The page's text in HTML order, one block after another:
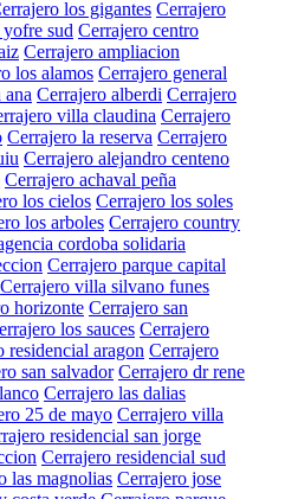
los gigantes Cerrajero
sud Cerrajero centro
Cerrajero ampliacion
los alamos Cerrajero general
ana Cerrajero alberdi Cerrajero
villa claudina Cerrajero
Cerrajero la reserva Cerrajero
Cerrajero alejandro centeno
Cerrajero achaval peña
los cielos Cerrajero los soles
los arboles Cerrajero country
cordoba solidaria
Cerrajero parque capital
Cerrajero villa silvano funes
horizonte Cerrajero san
los sauces Cerrajero
residencial aragon Cerrajero
san salvador Cerrajero dr rene
Cerrajero las dalias
25 de mayo Cerrajero villa
residencial san jorge
Cerrajero residencial sud
las magnolias Cerrajero jose